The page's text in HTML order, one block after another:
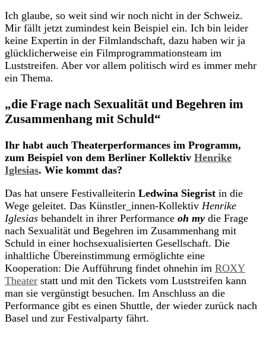
Ich glaube, so weit sind wir noch nicht in der Schweiz.
Mir fällt jetzt zumindest kein Beispiel ein. Ich bin leider
keine Expertin in der Filmlandschaft, dazu haben wir ja
glücklicherweise ein Filmprogrammationsteam im
Luststreifen. Aber vor allem politisch wird es immer mehr
ein Thema.
„die Frage nach Sexualität und Begehren im
Zusammenhang mit Schuld“
Ihr habt auch Theaterperformances im Programm,
zum Beispiel von dem Berliner Kollektiv Henrike
Iglesias. Wie kommt das?
Das hat unsere Festivalleiterin Ledwina Siegrist in die
Wege geleitet. Das Künstler_innen-Kollektiv Henrike
Iglesias behandelt in ihrer Performance oh my die Frage
nach Sexualität und Begehren im Zusammenhang mit
Schuld in einer hochsexualisierten Gesellschaft. Die
inhaltliche Übereinstimmung ermöglichte eine
Kooperation: Die Aufführung findet ohnehin im ROXY
Theater statt und mit den Tickets vom Luststreifen kann
man sie vergünstigt besuchen. Im Anschluss an die
Performance gibt es einen Shuttle, der wieder zurück nach
Basel und zur Festivalparty fährt.